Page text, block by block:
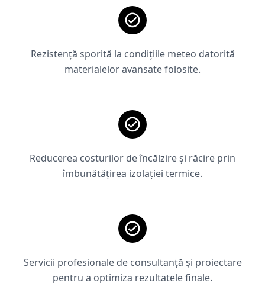
Rezistență sporită la condițiile meteo datorită
materialelor avansate folosite.
Reducerea costurilor de încălzire și răcire prin
îmbunătățirea izolației termice.
Servicii profesionale de consultanță și proiectare
pentru a optimiza rezultatele finale.